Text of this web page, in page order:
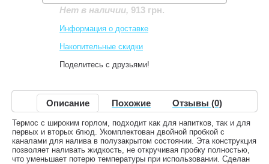
Нет в наличии, 913 грн.
Информация о доставке
Накопительные скидки
Поделитесь с друзьями!
Описание Похожие Отзывы (0)
Термос с широким горлом, подходит как для напитков, так и для
первых и вторых блюд. Укомплектован двойной пробкой с
каналами для налива в полузакрытом состоянии. Эта конструкция
позволяет наливать жидкость, не откручивая пробку полностью,
что уменьшает потерю температуры при использовании. Сделан